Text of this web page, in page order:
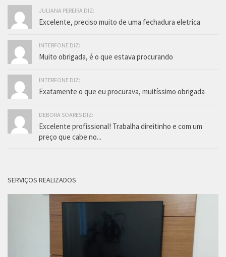
JULIANA PEREIRA DIZ:
Excelente, preciso muito de uma fechadura eletrica
INTERFONE DIZ:
Muito obrigada, é o que estava procurando
INTERFONE DIZ:
Exatamente o que eu procurava, muitíssimo obrigada
DEBORA SOARES DIZ:
Excelente profissional! Trabalha direitinho e com um
preço que cabe no...
SERVIÇOS REALIZADOS